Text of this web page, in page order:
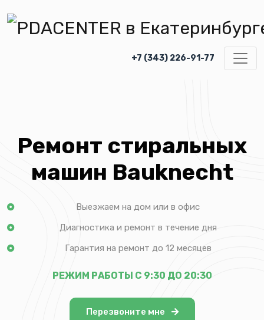
+7 (343) 226-91-77
Ремонт стиральных
машин Bauknecht
Выезжаем на дом или в офис
Диагностика и ремонт в течение дня
Гарантия на ремонт до 12 месяцев
РЕЖИМ РАБОТЫ С 9:30 ДО 20:30
Перезвоните мне